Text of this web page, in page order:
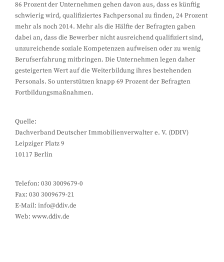
86 Prozent der Unternehmen gehen davon aus, dass es künftig
schwierig wird, qualifiziertes Fachpersonal zu finden, 24 Prozent
mehr als noch 2014. Mehr als die Hälfte der Befragten gaben
dabei an, dass die Bewerber nicht ausreichend qualifiziert sind,
unzureichende soziale Kompetenzen aufweisen oder zu wenig
Berufserfahrung mitbringen. Die Unternehmen legen daher
gesteigerten Wert auf die Weiterbildung ihres bestehenden
Personals. So unterstützen knapp 69 Prozent der Befragten
Fortbildungsmaßnahmen.
Quelle:
Dachverband Deutscher Immobilienverwalter e. V. (DDIV)
Leipziger Platz 9
10117 Berlin
Telefon: 030 3009679-0
Fax: 030 3009679-21
E-Mail: info@ddiv.de
Web: www.ddiv.de